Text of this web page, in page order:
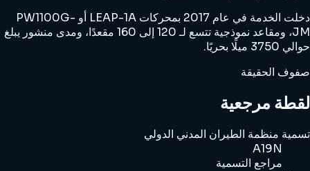
دخلت الخدمة في عام 2017 بمحركات LEAP-1A أو PW1100G-
JM، ومقاعد نموذجية تتسع لـ 120 إلى 160 مقعدًا، ومدى منشور يبلغ
حوالي 3750 ميلًا بحريًا.
صفوف الحقيقة
لقطة مرجعية
تسمية منظمة الطيران المدني الدولي
A19N
مراجع التسمية